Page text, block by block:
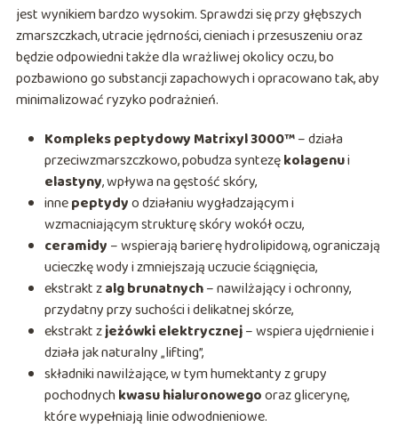
jest wynikiem bardzo wysokim. Sprawdzi się przy głębszych
zmarszczkach, utracie jędrności, cieniach i przesuszeniu oraz
będzie odpowiedni także dla wrażliwej okolicy oczu, bo
pozbawiono go substancji zapachowych i opracowano tak, aby
minimalizować ryzyko podrażnień.
Kompleks peptydowy Matrixyl 3000™– działa
przeciwzmarszczkowo, pobudza syntezękolagenui
elastyny, wpływa na gęstość skóry,
innepeptydyo działaniu wygładzającym i
wzmacniającym strukturę skóry wokół oczu,
ceramidy – wspierają barierę hydrolipidową, ograniczają
ucieczkę wody i zmniejszają uczucie ściągnięcia,
ekstrakt zalg brunatnych– nawilżający i ochronny,
przydatny przy suchości i delikatnej skórze,
ekstrakt zjeżówki elektrycznej– wspiera ujędrnienie i
działa jak naturalny „lifting”,
składniki nawilżające, w tym humektanty z grupy
pochodnychkwasu hialuronowegooraz glicerynę,
które wypełniają linie odwodnieniowe.